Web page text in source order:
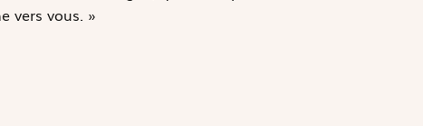
vers vous. »